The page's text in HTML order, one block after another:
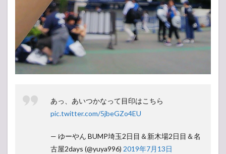
あっ、あいつかなって目印はこちら
pic.twitter.com/5jbeGZo4EU
— ゆーやん BUMP埼玉2日目＆新木場2日目＆名
古屋2days (@yuya996) 2019年7月13日